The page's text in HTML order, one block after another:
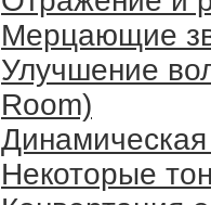
Мерцающие
Улучшение
Room)
Некоторые